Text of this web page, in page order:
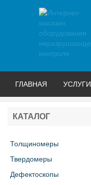
ГЛАВНАЯ УСЛУГИ
КАТАЛОГ
Толщиномеры
Твердомеры
Дефектоскопы